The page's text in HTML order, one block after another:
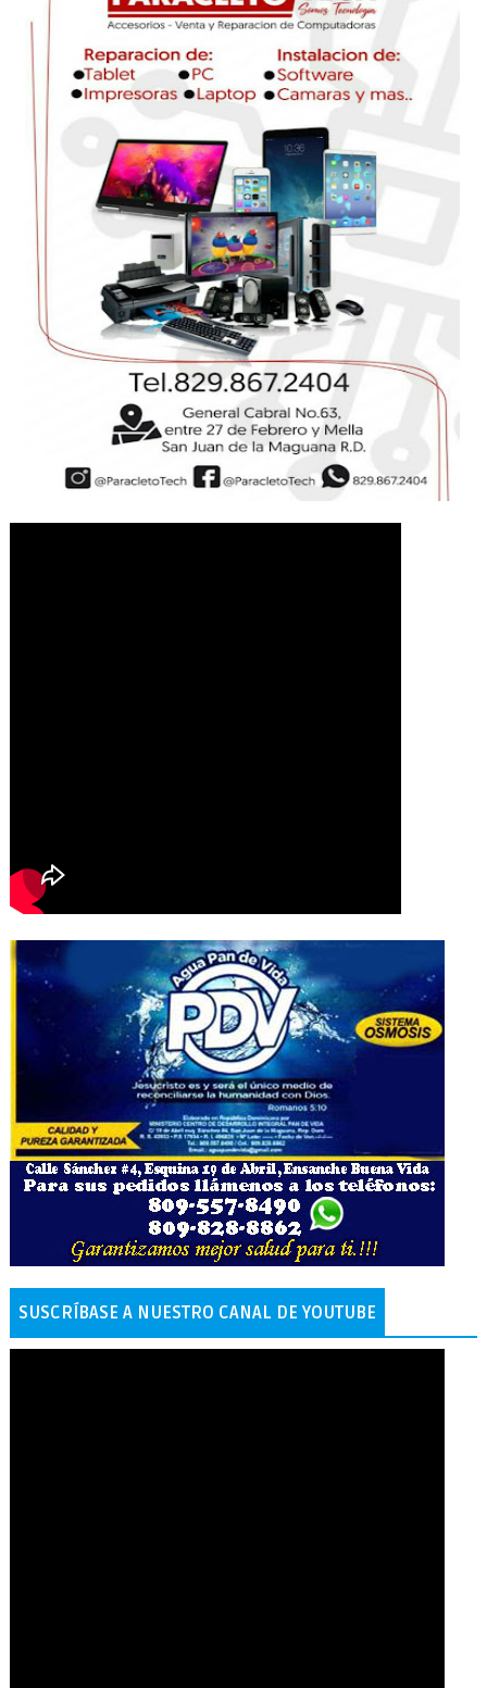
SUSCRÍBASE A NUESTRO CANAL DE YOUTUBE